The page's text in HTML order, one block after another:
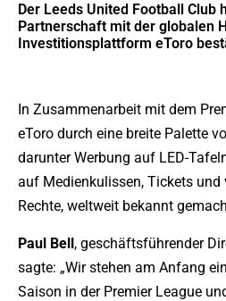
Der Leeds United Football Club
Partnerschaft mit der globalen
Investitionsplattform eToro
In Zusammenarbeit mit dem
eToro durch eine breite Palette
darunter Werbung auf LED-
auf Medienkulissen, Tickets und
Rechte, weltweit bekannt
Paul Bell, geschäftsführender
sagte: „Wir stehen am Anfang
Saison in der Premier League